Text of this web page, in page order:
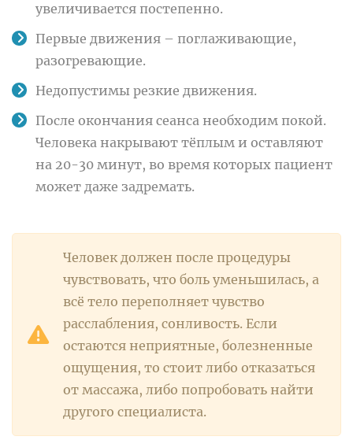
увеличивается постепенно.
Первые движения – поглаживающие,
разогревающие.
Недопустимы резкие движения.
После окончания сеанса необходим покой.
Человека накрывают тёплым и оставляют
на 20-30 минут, во время которых пациент
может даже задремать.
Человек должен после процедуры
чувствовать, что боль уменьшилась, а
всё тело переполняет чувство
расслабления, сонливость. Если
остаются неприятные, болезненные
ощущения, то стоит либо отказаться
от массажа, либо попробовать найти
другого специалиста.